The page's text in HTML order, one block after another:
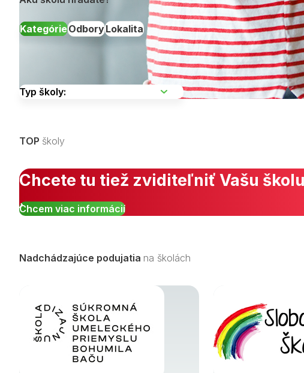
KategórieOdboryLokalita
TOP školy
Chcete tu tiež zviditeľniť Vašu
Chcem viac informácií
Nadchádzajúce podujatia na školách